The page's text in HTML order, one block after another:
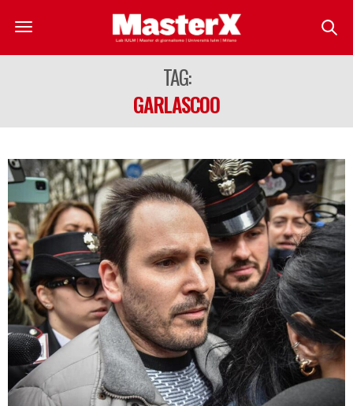
TAG:
GARLASCOO